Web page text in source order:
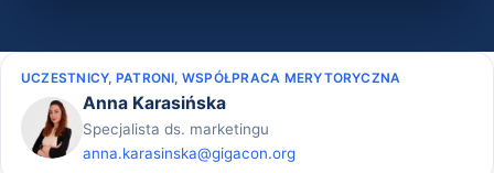
UCZESTNICY, PATRONI, WSPÓŁPRACA MERYTORYCZNA
Anna Karasińska
Specjalista ds. marketingu
anna.karasinska@gigacon.org